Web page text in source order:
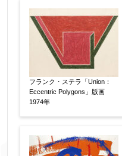
作品の作家名 【任意】
作品の画題 【任意】
作品の技法 【任意】
素描
立体
フランク・ステラ「Union：
Eccentric Polygons」版画
1974年